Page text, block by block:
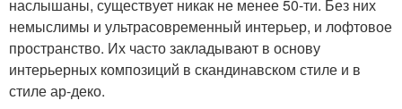
наслышаны, существует никак не менее 50-ти. Без них
немыслимы и ультрасовременный интерьер, и лофтовое
пространство. Их часто закладывают в основу
интерьерных композиций в скандинавском стиле и в
стиле ар-деко.